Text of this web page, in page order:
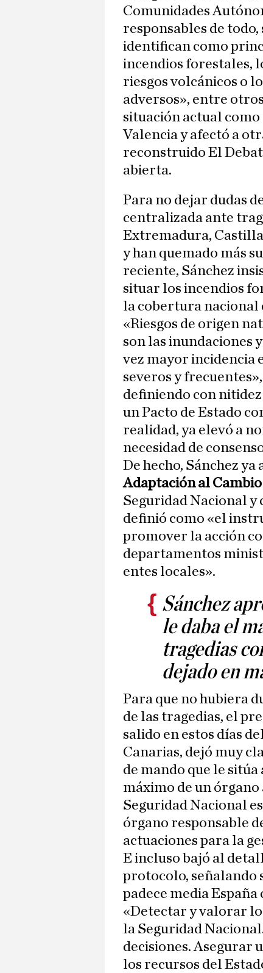
Comunidades
responsables de
identifican como
incendios forestales,
riesgos volcánicos o
adversos», entre
situación actual como
Valencia y afectó a
reconstruido El
abierta.
Para no dejar dudas
centralizada ante
Extremadura,
y han quemado más
reciente, Sánchez
situar los incendios
la cobertura nacional
«Riesgos de origen
son las inundaciones
vez mayor incidencia
severos y
definiendo con
un Pacto de Estado
realidad, ya elevó a
necesidad de
De hecho, Sánchez
Adaptación al
Seguridad Nacional y
definió como «el
promover la acción
departamentos
entes locales».
Sánchez
le daba el
tragedias
dejado en
Para que no hubiera
de las tragedias, el
salido en estos días
Canarias, dejó muy
de mando que le
máximo de un órgano
Seguridad Nacional
órgano responsable
actuaciones para la
E incluso bajó al
protocolo, señalando
padece media
«Detectar y valorar
la Seguridad
decisiones. Asegurar
los recursos del